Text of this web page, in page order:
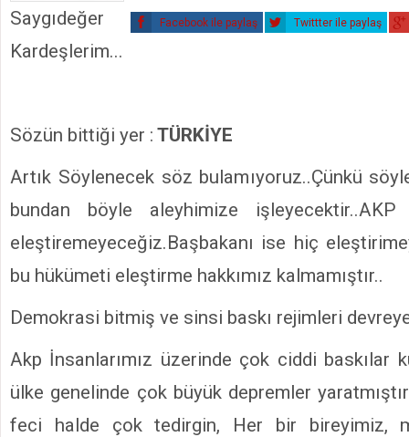
Facebook ile paylaş Twittter ile paylaş
Saygıdeğer
Kardeşlerim...
Sözün bittiği yer : TÜRKİYE
Artık Söylenecek söz bulamıyoruz..Çünkü
bundan böyle aleyhimize
eleştiremeyeceğiz.Başbakanı ise hiç
bu hükümeti eleştirme hakkımız kalmamıştır..
Demokrasi bitmiş ve sinsi baskı rejimleri
Akp İnsanlarımız üzerinde çok ciddi baskılar
ülke genelinde çok büyük depremler
feci halde çok tedirgin, Her bir bireyimiz,